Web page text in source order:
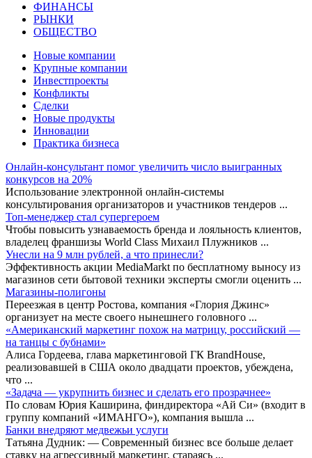
ФИНАНСЫ
РЫНКИ
ОБЩЕСТВО
Новые компании
Крупные компании
Инвестпроекты
Конфликты
Сделки
Новые продукты
Инновации
Практика бизнеса
Онлайн-консультант помог увеличить число выигранных
конкурсов на 20%
Использование электронной онлайн-системы
консультирования организаторов и участников тендеров ...
Топ-менеджер стал супергероем
Чтобы повысить узнаваемость бренда и лояльность клиентов,
владелец франшизы World Class Михаил Плужников ...
Унесли на 9 млн рублей, а что принесли?
Эффективность акции MediaMarkt по бесплатному выносу из
магазинов сети бытовой техники эксперты смогли оценить ...
Магазины-полигоны
Переезжая в центр Ростова, компания «Глория Джинс»
организует на месте своего нынешнего головного ...
«Американский маркетинг похож на матрицу, российский —
на танцы с бубнами»
Алиса Гордеева, глава маркетинговой ГК BrandHousе,
реализовавшей в США около двадцати проектов, убеждена,
что ...
«Задача — укрупнить бизнес и сделать его прозрачнее»
По словам Юрия Каширина, финдиректора «Ай Си» (входит в
группу компаний «ИМАНГО»), компания вышла ...
Банки внедряют медвежьи услуги
Татьяна Дудник: — Современный бизнес все больше делает
ставку на агрессивный маркетинг, стараясь ...